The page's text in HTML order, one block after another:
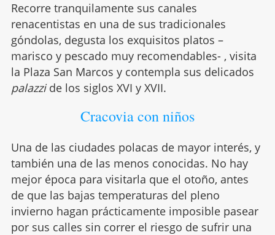
Recorre tranquilamente sus canales
renacentistas en una de sus tradicionales
góndolas, degusta los exquisitos platos –
marisco y pescado muy recomendables- , visita
la Plaza San Marcos y contempla sus delicados
palazzide los siglos XVI y XVII.
Cracovia con niños
Una de las ciudades polacas de mayor interés, y
también una de las menos conocidas. No hay
mejor época para visitarla que el otoño, antes
de que las bajas temperaturas del pleno
invierno hagan prácticamente imposible pasear
por sus calles sin correr el riesgo de sufrir una